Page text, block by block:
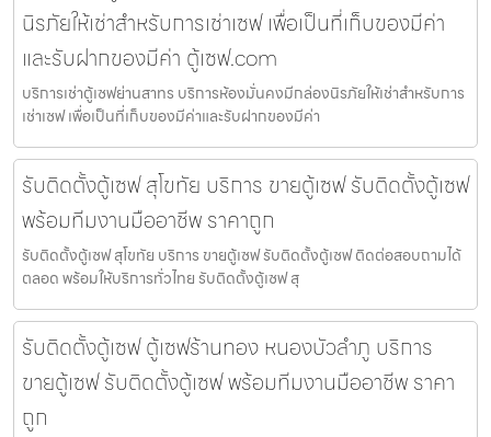
นิรภัยให้เช่าสำหรับการเช่าเซฟ เพื่อเป็นที่เก็บของมีค่า
และรับฝากของมีค่า ตู้เซฟ.com
บริการเช่าตู้เซฟย่านสาทร บริการห้องมั่นคงมีกล่องนิรภัยให้เช่าสำหรับการ
เช่าเซฟ เพื่อเป็นที่เก็บของมีค่าและรับฝากของมีค่า
รับติดตั้งตู้เซฟ สุโขทัย บริการ ขายตู้เซฟ รับติดตั้งตู้เซฟ
พร้อมทีมงานมืออาชีพ ราคาถูก
รับติดตั้งตู้เซฟ สุโขทัย บริการ ขายตู้เซฟ รับติดตั้งตู้เซฟ ติดต่อสอบถามได้
ตลอด พร้อมให้บริการทั่วไทย รับติดตั้งตู้เซฟ สุ
รับติดตั้งตู้เซฟ ตู้เซฟร้านทอง หนองบัวลำภู บริการ
ขายตู้เซฟ รับติดตั้งตู้เซฟ พร้อมทีมงานมืออาชีพ ราคา
ถูก